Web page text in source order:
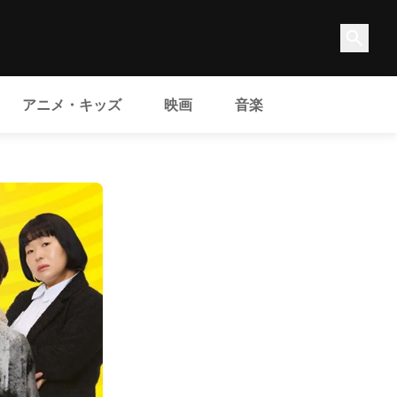
アニメ・キッズ 映画 音楽